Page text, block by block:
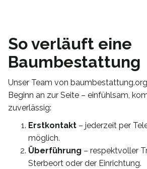
So verläuft eine
Baumbestattung
Unser Team von
Beginn an zur Seite – einfühlsam,
zuverlässig:
Erstkontakt – jederzeit per
möglich.
Überführung – respektvoller
Sterbeort oder der Einrichtung.